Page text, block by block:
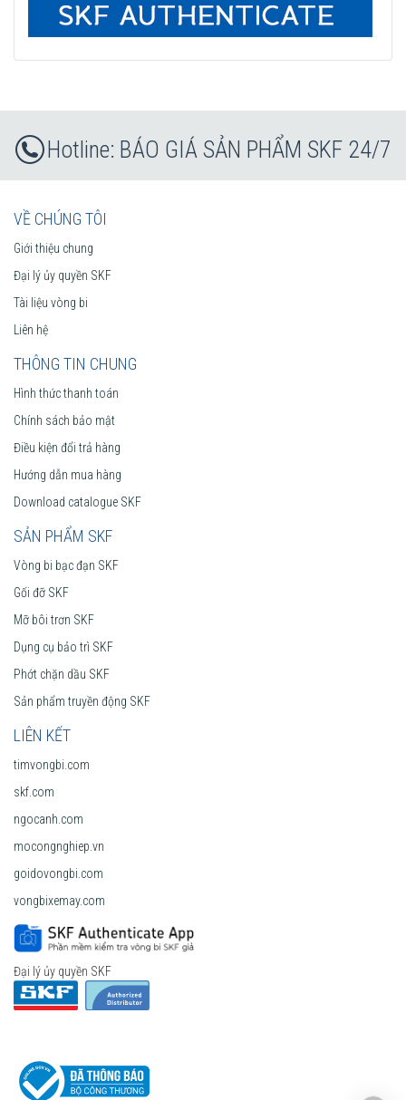
BÁO GIÁ SẢN PHẨM SKF 24/7
VỀ CHÚNG TÔI
Giới thiệu chung
Đại lý ủy quyền SKF
Tài liệu vòng bi
Liên hệ
THÔNG TIN CHUNG
Hình thức thanh toán
Chính sách bảo mật
Điều kiện đổi trả hàng
Hướng dẫn mua hàng
Download catalogue SKF
SẢN PHẨM SKF
Vòng bi bạc đạn SKF
Gối đỡ SKF
Mỡ bôi trơn SKF
Dụng cụ bảo trì SKF
Phớt chặn dầu SKF
Sản phẩm truyền động SKF
LIÊN KẾT
timvongbi.com
skf.com
ngocanh.com
mocongnghiep.vn
goidovongbi.com
vongbixemay.com
Đại lý ủy quyền SKF